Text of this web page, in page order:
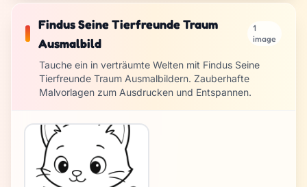
Findus Seine Tierfreunde Traum
Ausmalbild
1
image
Tauche ein in verträumte Welten mit Findus Seine
Tierfreunde Traum Ausmalbildern. Zauberhafte
Malvorlagen zum Ausdrucken und Entspannen.